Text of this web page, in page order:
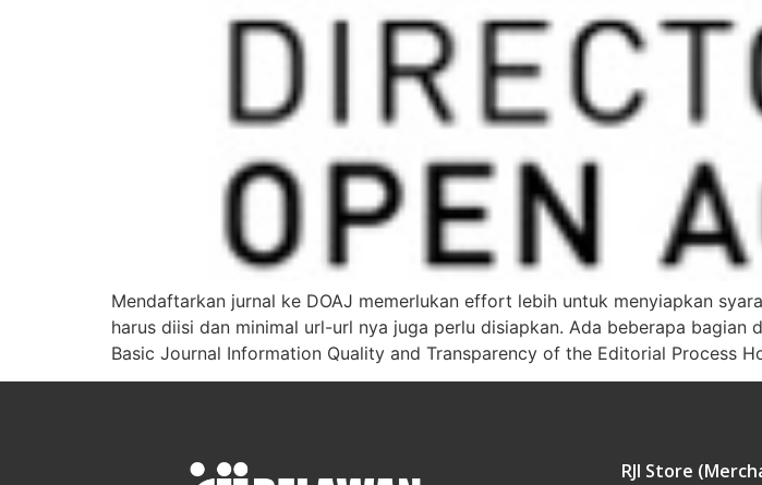
Mendaftarkan jurnal ke DOAJ memerlukan effort lebih untuk menyiapkan
harus diisi dan minimal url-url nya juga perlu disiapkan. Ada beberapa
Basic Journal Information Quality and Transparency of the Editorial Process
RJI Store